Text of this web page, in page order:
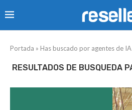
Portada » Has buscado por agentes de IA
RESULTADOS DE BUSQUEDA